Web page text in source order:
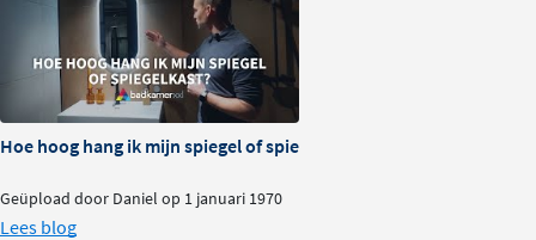
Tijdloze kwaliteit
Slimme functies voor dagelijks gemak
En een natuurlijke uitstraling die je badkamer
verrijkt
Een perfecte combinatie van functionaliteit en
Hoe hoog hang ik mijn spiegel of spiegelkast?
Geüpload door Daniel op 1 januari 1970
Lees blog